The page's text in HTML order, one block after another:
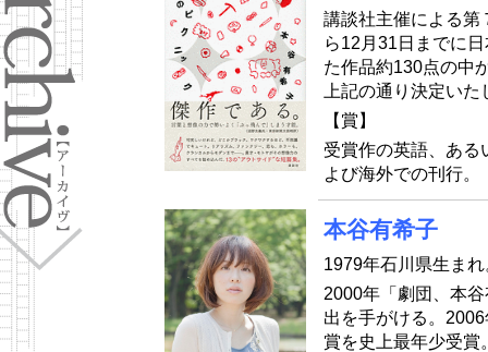
講談社主催による第
ら12月31日までに
た作品約130点の中
上記の通り決定い
【賞】
受賞作の英語、ある
よび海外での刊行。
本谷有希子
1979年石川県生ま
2000年「劇団、本
出を手がける。
賞を史上最年少受